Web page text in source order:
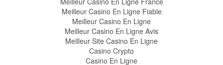
Meilleur Casino En Ligne Fiable
Meilleur Casino En Ligne
Meilleur Casino En Ligne Avis
Meilleur Site Casino En Ligne
Casino Crypto
Casino En Ligne